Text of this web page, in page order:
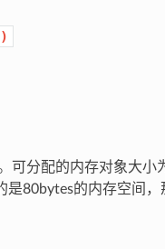
分配的内存对象大小
80bytes的内存空间